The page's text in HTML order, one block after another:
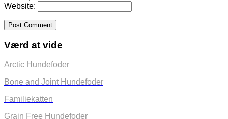
Website:
Værd at vide
Arctic Hundefoder
Bone and Joint Hundefoder
Familiekatten
Grain Free Hundefoder